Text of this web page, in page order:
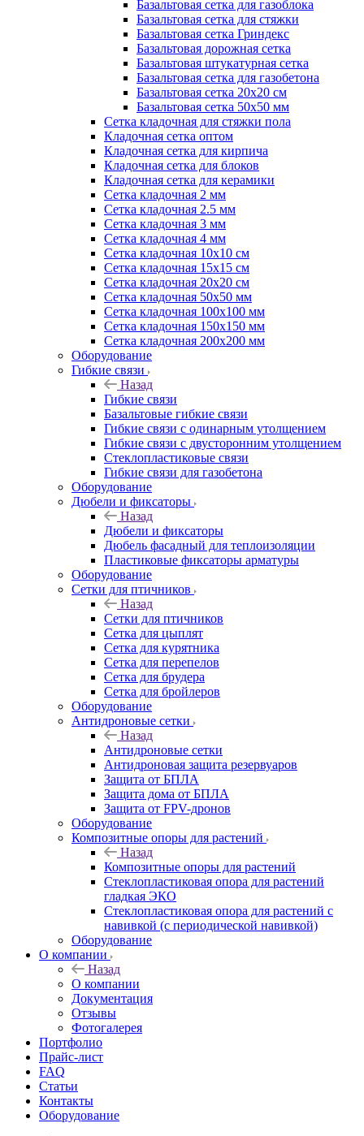
Базальтовая сетка для газоблока
Базальтовая сетка для стяжки
Базальтовая сетка Гриндекс
Базальтовая дорожная сетка
Базальтовая штукатурная сетка
Базальтовая сетка для газобетона
Базальтовая сетка 20x20 см
Базальтовая сетка 50x50 мм
Сетка кладочная для стяжки пола
Кладочная сетка оптом
Кладочная сетка для кирпича
Кладочная сетка для блоков
Кладочная сетка для керамики
Сетка кладочная 2 мм
Сетка кладочная 2.5 мм
Сетка кладочная 3 мм
Сетка кладочная 4 мм
Сетка кладочная 10x10 см
Сетка кладочная 15x15 см
Сетка кладочная 20x20 см
Сетка кладочная 50x50 мм
Сетка кладочная 100x100 мм
Сетка кладочная 150x150 мм
Сетка кладочная 200x200 мм
Оборудование
Гибкие связи
Назад
Гибкие связи
Базальтовые гибкие связи
Гибкие связи с одинарным утолщением
Гибкие связи с двусторонним утолщением
Стеклопластиковые связи
Гибкие связи для газобетона
Оборудование
Дюбели и фиксаторы
Назад
Дюбели и фиксаторы
Дюбель фасадный для теплоизоляции
Пластиковые фиксаторы арматуры
Оборудование
Сетки для птичников
Назад
Сетки для птичников
Сетка для цыплят
Сетка для курятника
Сетка для перепелов
Сетка для брудера
Сетка для бройлеров
Оборудование
Антидроновые сетки
Назад
Антидроновые сетки
Антидроновая защита резервуаров
Защита от БПЛА
Защита дома от БПЛА
Защита от FPV-дронов
Оборудование
Композитные опоры для растений
Назад
Композитные опоры для растений
Стеклопластиковая опора для растений
гладкая ЭКО
Стеклопластиковая опора для растений с
навивкой (с периодической навивкой)
Оборудование
О компании
Назад
О компании
Документация
Отзывы
Фотогалерея
Портфолио
Прайс-лист
FAQ
Статьи
Контакты
Оборудование